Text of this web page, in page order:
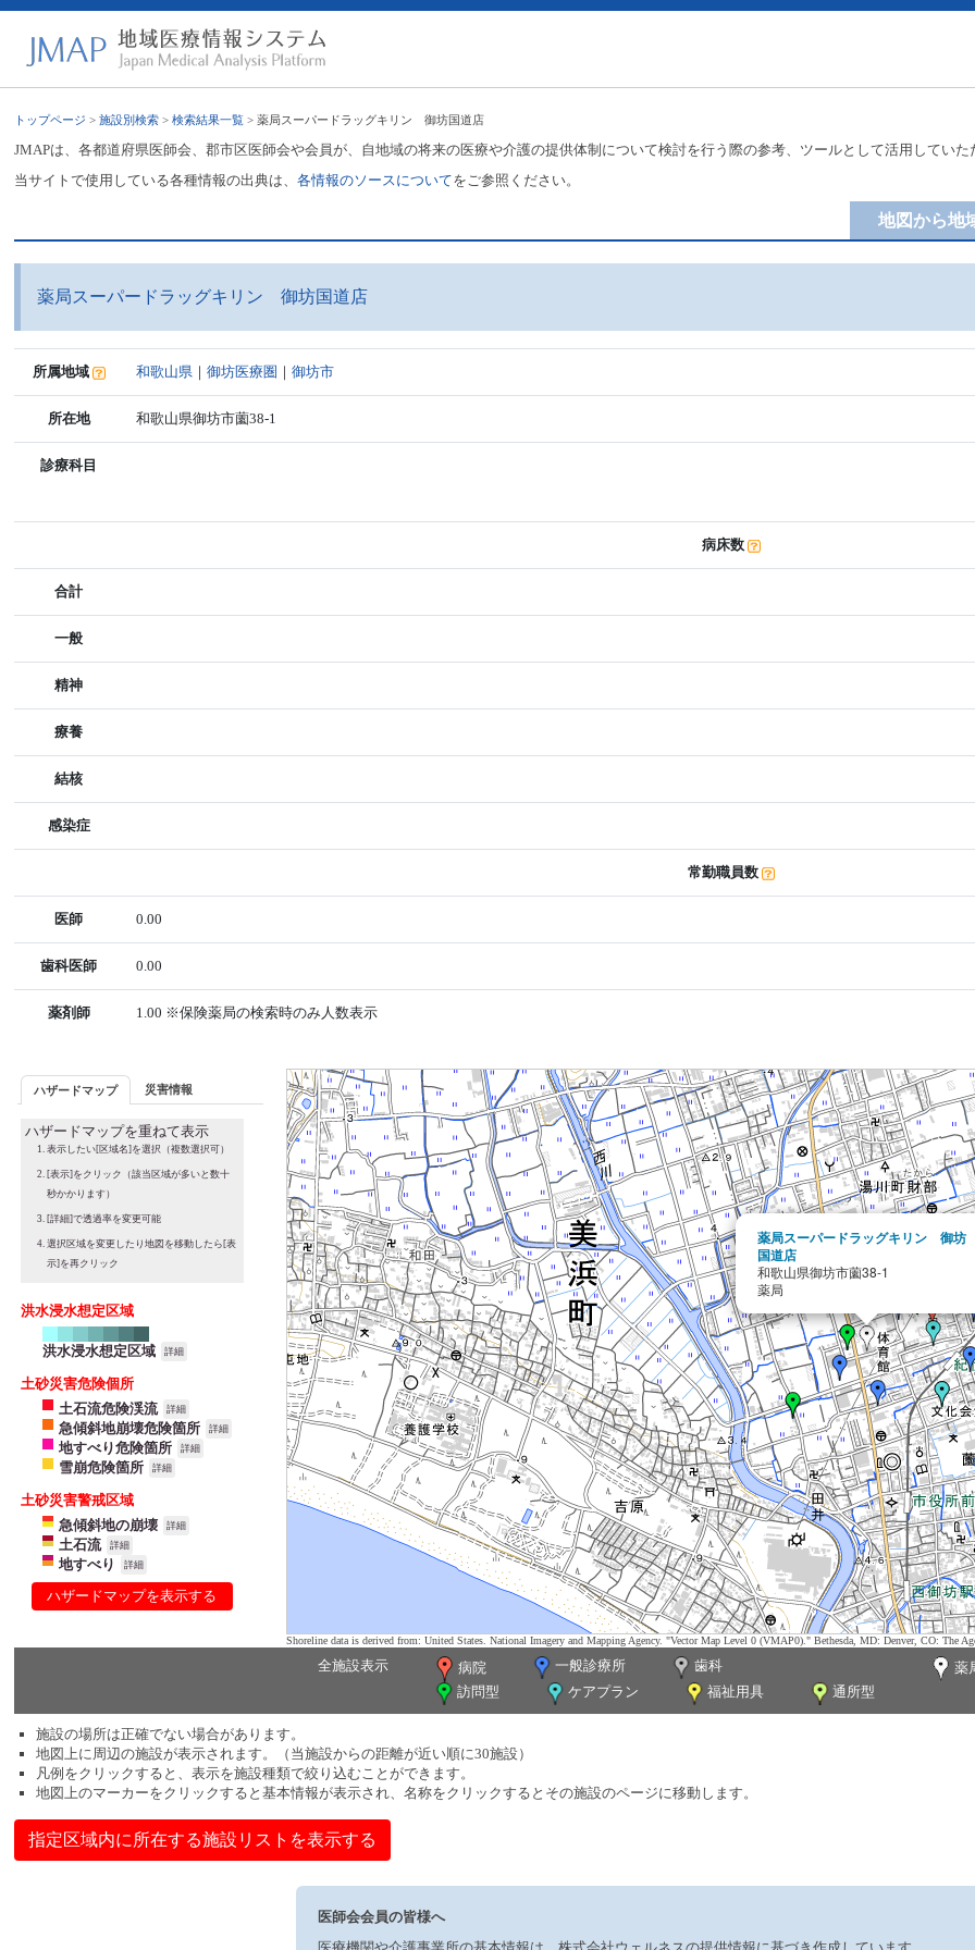
トップページ >施設別検索 >検索結果一覧 > 薬局スーパードラッグキリン 御坊国道店
JMAPは、各都道府県医師会、郡市区医師会や会員が、自地域の将来の医療や介護の提供体制について検討を行う際の参考、ツールとして活用してい
当サイトで使用している各種情報の出典は、各情報のソースについてをご参照ください。
地図から地
薬局スーパードラッグキリン 御坊国道店
所属地域 和歌山県 ｜御坊医療圏 ｜御坊市
所在地 和歌山県御坊市薗38-1
診療科目
病床数
合計
一般
精神
療養
結核
感染症
常勤職員数
医師 0.00
歯科医師 0.00
薬剤師 1.00 ※保険薬局の検索時のみ人数表示
ハザードマップ 災害情報
ハザードマップを重ねて表示
表示したい[区域名]を選択（複数選択可）
[表示]をクリック（該当区域が多いと数十
秒かかります）
[詳細]で透過率を変更可能
選択区域を変更したり地図を移動したら[表
示]を再クリック
洪水浸水想定区域
洪水浸水想定区域 詳細
土砂災害危険個所
土石流危険渓流
詳細
急傾斜地崩壊危険箇所 詳細
地すべり危険箇所 詳細
雪崩危険箇所 詳細
土砂災害警戒区域
急傾斜地の崩壊
詳細
土石流 詳細
地すべり 詳細
ハザードマップを表示する
薬局スーパードラッグキリン 御坊
国道店
和歌山県御坊市薗38-1
薬局
Shoreline data is derived from: United States. National Imagery and Mapping Agency. "Vector Map Level 0 (VMAP0)." Bethesda, MD: Denver, CO: The
全施設表示 病院 一般診療所 歯科
薬
訪問型
ケアプラン 福祉用具 通所型
施設の場所は正確でない場合があります。
地図上に周辺の施設が表示されます。（当施設からの距離が近い順に30施設）
凡例をクリックすると、表示を施設種類で絞り込むことができます。
地図上のマーカーをクリックすると基本情報が表示され、名称をクリックするとその施設のページに移動します。
指定区域内に所在する施設リストを表示する
医師会会員の皆様へ